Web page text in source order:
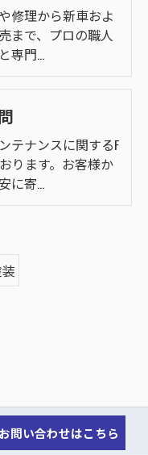
修理から新車およ
まで、プロの職人
専門…
テナンスに関するF
ります。お客様か
に寄…
お問い合わせはこちら